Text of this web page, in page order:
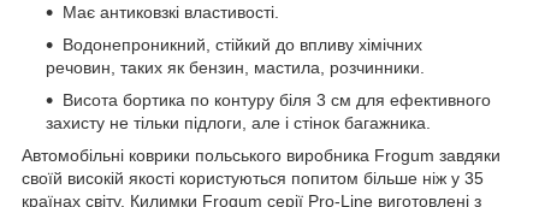
Має антиковзкі властивості.
Водонепроникний, стійкий до впливу хімічних
речовин, таких як бензин, мастила, розчинники.
Висота бортика по контуру біля 3 см для ефективного
захисту не тільки підлоги, але і стінок багажника.
Автомобільні коврики польського виробника Frogum завдяки
своїй високій якості користуються попитом більше ніж у 35
країнах світу. Килимки Frogum серії Pro-Line виготовлені з